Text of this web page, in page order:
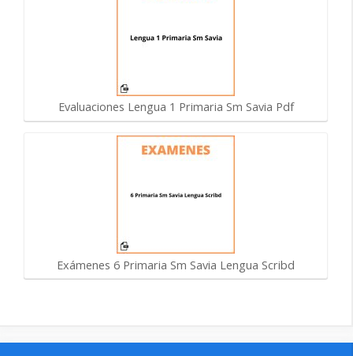
Evaluaciones Lengua 1 Primaria Sm Savia Pdf
Exámenes 6 Primaria Sm Savia Lengua Scribd